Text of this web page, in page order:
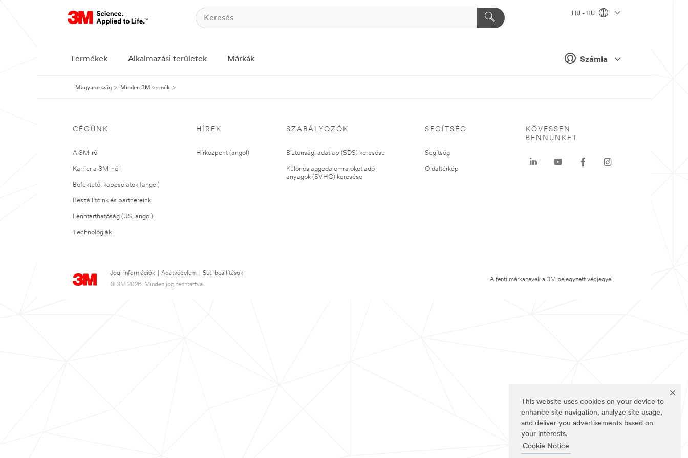
This website uses cookies on your device to
enhance site navigation, analyze site usage,
and deliver you advertisements based on
your interests.
Cookie Notice
Számla
HU - HU
Termékek Alkalmazási területek Márkák
Magyarország Minden 3M termék
CÉGÜNK
A 3M-ről
Karrier a 3M-nél
Befektetői kapcsolatok (angol)
Beszállítóink és partnereink
Fenntarthatóság (US, angol)
Technológiák
HÍREK
Hírközpont (angol)
SZABÁLYOZÓK
Biztonsági adatlap (SDS) keresése
Különös aggodalomra okot adó
anyagok (SVHC) keresése
SEGÍTSÉG
Segítség
Oldaltérkép
Jogi információk Adatvédelem
Süti beállítások
© 3M 2026. Minden jog fenntartva.
KÖVESSEN
BENNÜNKET
A fenti márkanevek a 3M bejegyzett védjegyei.